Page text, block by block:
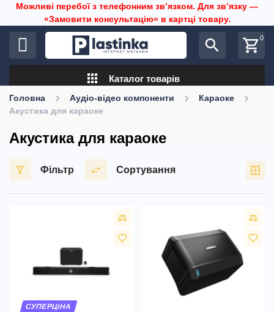
Можливі перебої з телефонним звʼязком. Для звʼязку —
«Замовити консультацію» в картці товару.
search shopping_cart0
apps Каталог товарів
Головна Аудіо-відео компоненти
Караоке
Акустика для караоке
Акустика для караоке
Фільтр Сортування
favorite_border
СУПЕРЦІНА
favorite_border